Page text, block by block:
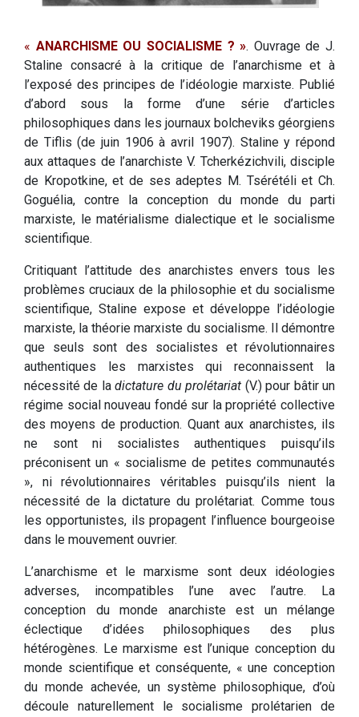
« ANARCHISME OU SOCIALISME ? ». Ouvrage de J.
Staline consacré à la critique de l’anarchisme et à
l’exposé des principes de l’idéologie marxiste. Publié
d’abord sous la forme d’une série d’articles
philosophiques dans les journaux bolcheviks géorgiens
de Tiflis (de juin 1906 à avril 1907). Staline y répond
aux attaques de l’anarchiste V. Tcherkézichvili, disciple
de Kropotkine, et de ses adeptes M. Tsérétéli et Ch.
Goguélia, contre la conception du monde du parti
marxiste, le matérialisme dialectique et le socialisme
scientifique.
Critiquant l’attitude des anarchistes envers tous les
problèmes cruciaux de la philosophie et du socialisme
scientifique, Staline expose et développe l’idéologie
marxiste, la théorie marxiste du socialisme. Il démontre
que seuls sont des socialistes et révolutionnaires
authentiques les marxistes qui reconnaissent la
nécessité de ladictature du prolétariat (V.) pour bâtir un
régime social nouveau fondé sur la propriété collective
des moyens de production. Quant aux anarchistes, ils
ne sont ni socialistes authentiques puisqu’ils
préconisent un « socialisme de petites communautés
», ni révolutionnaires véritables puisqu’ils nient la
nécessité de la dictature du prolétariat. Comme tous
les opportunistes, ils propagent l’influence bourgeoise
dans le mouvement ouvrier.
L’anarchisme et le marxisme sont deux idéologies
adverses, incompatibles l’une avec l’autre. La
conception du monde anarchiste est un mélange
éclectique d’idées philosophiques des plus
hétérogènes. Le marxisme est l’unique conception du
monde scientifique et conséquente, « une conception
du monde achevée, un système philosophique, d’où
découle naturellement le socialisme prolétarien de